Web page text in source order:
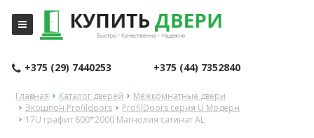
+375 (29) 7440253 +375 (44) 7352840
Главная Каталог дверей
Межкомнатные двери
Экошпон Profildoors
ProfilDoors серия U Модерн
17U графит 800*2000 Магнолия сатинат AL